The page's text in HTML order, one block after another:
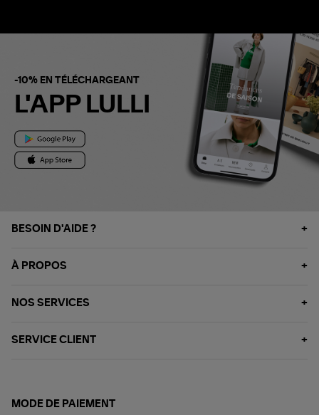
-10% EN TÉLÉCHARGEANT
L'APP LULLI
BESOIN D'AIDE ?
À PROPOS
NOS SERVICES
SERVICE CLIENT
MODE DE PAIEMENT